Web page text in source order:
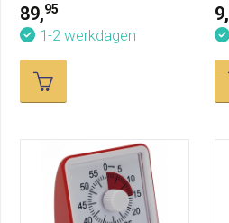
89,95
1-2 werkdagen
9,